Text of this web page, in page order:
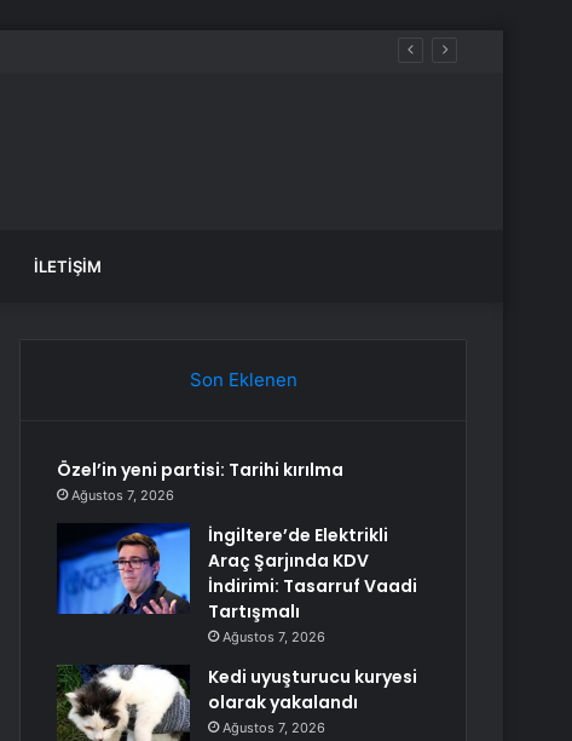
İLETIŞIM
Son Eklenen
Özel’in yeni partisi: Tarihi kırılma
Ağustos 7, 2026
İngiltere’de Elektrikli
Araç Şarjında KDV
İndirimi: Tasarruf Vaadi
Tartışmalı
Ağustos 7, 2026
Kedi uyuşturucu kuryesi
olarak yakalandı
Ağustos 7, 2026